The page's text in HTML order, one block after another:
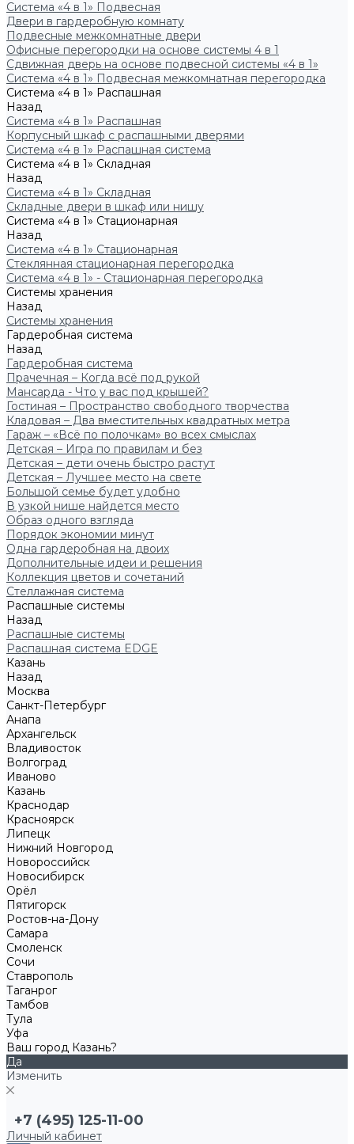
Система «4 в 1» Подвесная
Двери в гардеробную комнату
Подвесные межкомнатные двери
Офисные перегородки на основе системы 4 в 1
Сдвижная дверь на основе подвесной системы «4 в 1»
Система «4 в 1» Подвесная межкомнатная перегородка
Система «4 в 1» Распашная
Назад
Система «4 в 1» Распашная
Корпусный шкаф с распашными дверями
Система «4 в 1» Распашная система
Система «4 в 1» Складная
Назад
Система «4 в 1» Складная
Складные двери в шкаф или нишу
Система «4 в 1» Стационарная
Назад
Система «4 в 1» Стационарная
Стеклянная стационарная перегородка
Система «4 в 1» - Стационарная перегородка
Системы хранения
Назад
Системы хранения
Гардеробная система
Назад
Гардеробная система
Прачечная – Когда всё под рукой
Мансарда - Что у вас под крышей?
Гостиная – Пространство свободного творчества
Кладовая – Два вместительных квадратных метра
Гараж – «Всё по полочкам» во всех смыслах
Детская – Игра по правилам и без
Детская – дети очень быстро растут
Детская – Лучшее место на свете
Большой семье будет удобно
В узкой нише найдется место
Образ одного взгляда
Порядок экономии минут
Одна гардеробная на двоих
Дополнительные идеи и решения
Коллекция цветов и сочетаний
Стеллажная система
Распашные системы
Назад
Распашные системы
Распашная система EDGE
Казань
Назад
Москва
Санкт-Петербург
Анапа
Архангельск
Владивосток
Волгоград
Иваново
Казань
Краснодар
Красноярск
Липецк
Нижний Новгород
Новороссийск
Новосибирск
Орёл
Пятигорск
Ростов-на-Дону
Самара
Смоленск
Сочи
Ставрополь
Таганрог
Тамбов
Тула
Уфа
Ваш город Казань?
Да
Изменить
+7 (495) 125-11-00
Личный кабинет